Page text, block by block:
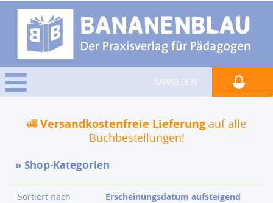
ANMELDEN
Versandkostenfreie Lieferung auf alle
Buchbestellungen!
Shop-Kategorien
Sortiert nach Erscheinungsdatum aufsteigend